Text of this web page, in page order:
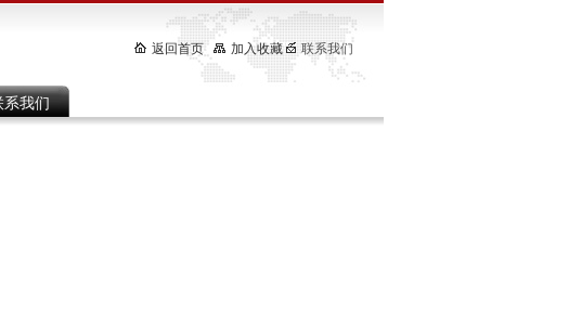
系我们
返回首页 加入收藏 联系我们